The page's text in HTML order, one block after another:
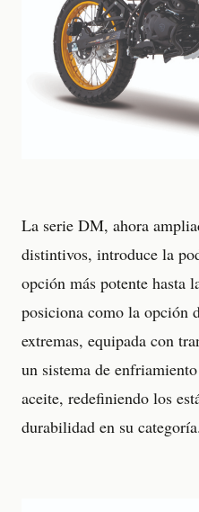
La serie DM, ahora
distintivos, introduce la
opción más potente hasta
posiciona como la opción
extremas, equipada con
un sistema de
aceite, redefiniendo los
durabilidad en su categoría.